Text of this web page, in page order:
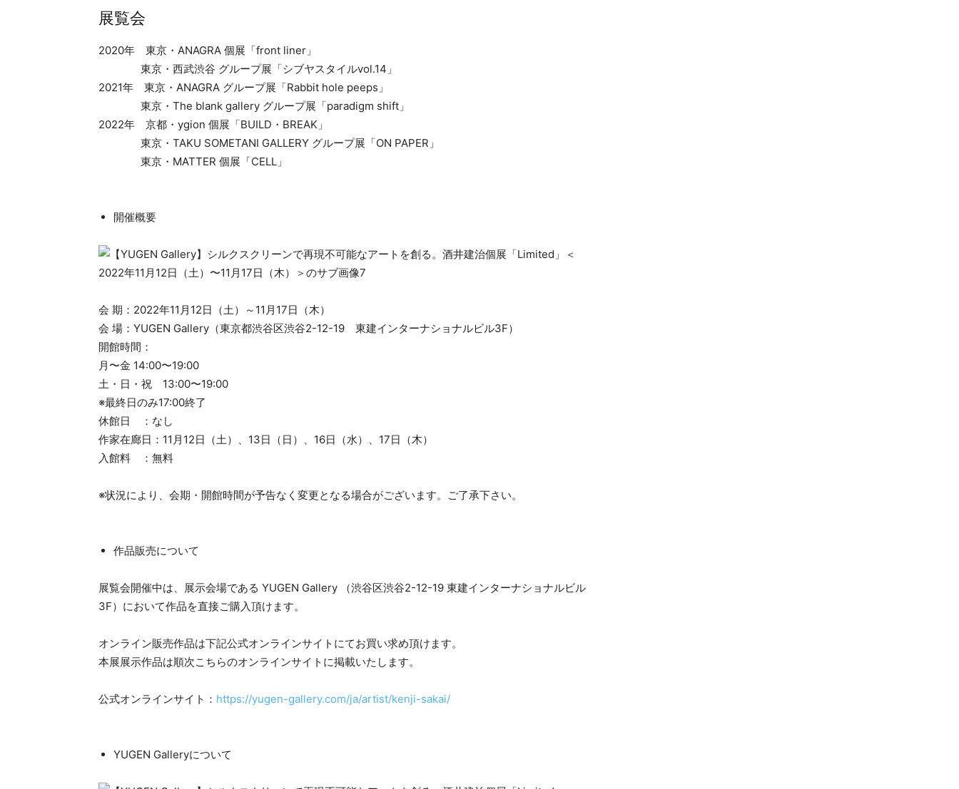
展覧会
2020年 東京・ANAGRA 個展「front liner」
東京・西武渋谷 グループ展「シブヤスタイルvol.14」
2021年 東京・ANAGRA グループ展「Rabbit hole peeps」
東京・The blank gallery グループ展「paradigm shift」
2022年 京都・ygion 個展「BUILD・BREAK」
東京・TAKU SOMETANI GALLERY グループ展「ON PAPER」
東京・MATTER 個展「CELL」
開催概要
会 期：2022年11月12日（土）～11月17日（木）
会 場：YUGEN Gallery（東京都渋谷区渋谷2-12-19 東建インターナショナルビル3F）
開館時間：
月〜金 14:00〜19:00
土・日・祝 13:00〜19:00
※最終日のみ17:00終了
休館日 ：なし
作家在廊日：11月12日（土）、13日（日）、16日（水）、17日（木）
入館料 ：無料
※状況により、会期・開館時間が予告なく変更となる場合がございます。ご了承下さい。
作品販売について
展覧会開催中は、展示会場である YUGEN Gallery （渋谷区渋谷2-12-19 東建インターナショナルビル
3F）において作品を直接ご購入頂けます。
オンライン販売作品は下記公式オンラインサイトにてお買い求め頂けます。
本展展示作品は順次こちらのオンラインサイトに掲載いたします。
公式オンラインサイト： https://yugen-gallery.com/ja/artist/kenji-sakai/
YUGEN Galleryについて